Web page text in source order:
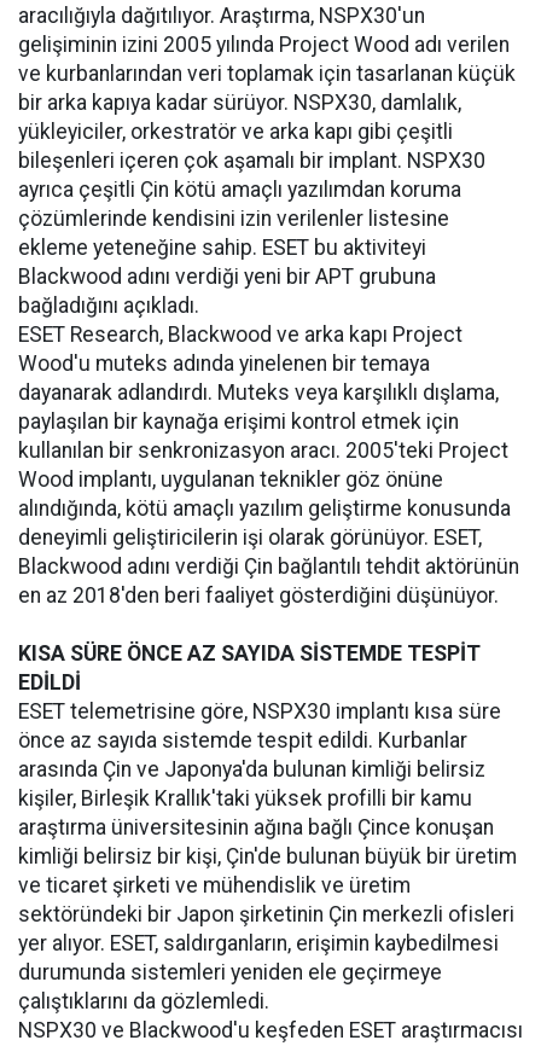
aracılığıyla dağıtılıyor. Araştırma, NSPX30'un
gelişiminin izini 2005 yılında Project Wood adı verilen
ve kurbanlarından veri toplamak için tasarlanan küçük
bir arka kapıya kadar sürüyor. NSPX30, damlalık,
yükleyiciler, orkestratör ve arka kapı gibi çeşitli
bileşenleri içeren çok aşamalı bir implant. NSPX30
ayrıca çeşitli Çin kötü amaçlı yazılımdan koruma
çözümlerinde kendisini izin verilenler listesine
ekleme yeteneğine sahip. ESET bu aktiviteyi
Blackwood adını verdiği yeni bir APT grubuna
bağladığını açıkladı.
ESET Research, Blackwood ve arka kapı Project
Wood'u muteks adında yinelenen bir temaya
dayanarak adlandırdı. Muteks veya karşılıklı dışlama,
paylaşılan bir kaynağa erişimi kontrol etmek için
kullanılan bir senkronizasyon aracı. 2005'teki Project
Wood implantı, uygulanan teknikler göz önüne
alındığında, kötü amaçlı yazılım geliştirme konusunda
deneyimli geliştiricilerin işi olarak görünüyor. ESET,
Blackwood adını verdiği Çin bağlantılı tehdit aktörünün
en az 2018'den beri faaliyet gösterdiğini düşünüyor.
KISA SÜRE ÖNCE AZ SAYIDA SİSTEMDE TESPİT
EDİLDİ
ESET telemetrisine göre, NSPX30 implantı kısa süre
önce az sayıda sistemde tespit edildi. Kurbanlar
arasında Çin ve Japonya'da bulunan kimliği belirsiz
kişiler, Birleşik Krallık'taki yüksek profilli bir kamu
araştırma üniversitesinin ağına bağlı Çince konuşan
kimliği belirsiz bir kişi, Çin'de bulunan büyük bir üretim
ve ticaret şirketi ve mühendislik ve üretim
sektöründeki bir Japon şirketinin Çin merkezli ofisleri
yer alıyor. ESET, saldırganların, erişimin kaybedilmesi
durumunda sistemleri yeniden ele geçirmeye
çalıştıklarını da gözlemledi.
NSPX30 ve Blackwood'u keşfeden ESET araştırmacısı